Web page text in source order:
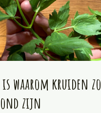
waarom kruiden zo
zijn